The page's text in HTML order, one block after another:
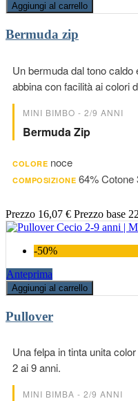
Aggiungi al carrello
Bermuda zip
Un bermuda dal tono
abbina con facilità ai colori
MINI BIMBO - 2/9 ANNI
Bermuda Zip
COLORE noce
COMPOSIZIONE 64% Cotone
Prezzo 16,07 € Prezzo base
-50%
Anteprima
Aggiungi al carrello
Pullover
Una felpa in tinta unita
2 ai 9 anni.
MINI BIMBA - 2/9 ANNI